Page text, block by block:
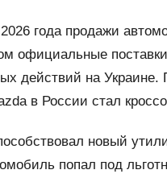
года продажи
официальные
действий на Украине.
в России стал
новый
попал под